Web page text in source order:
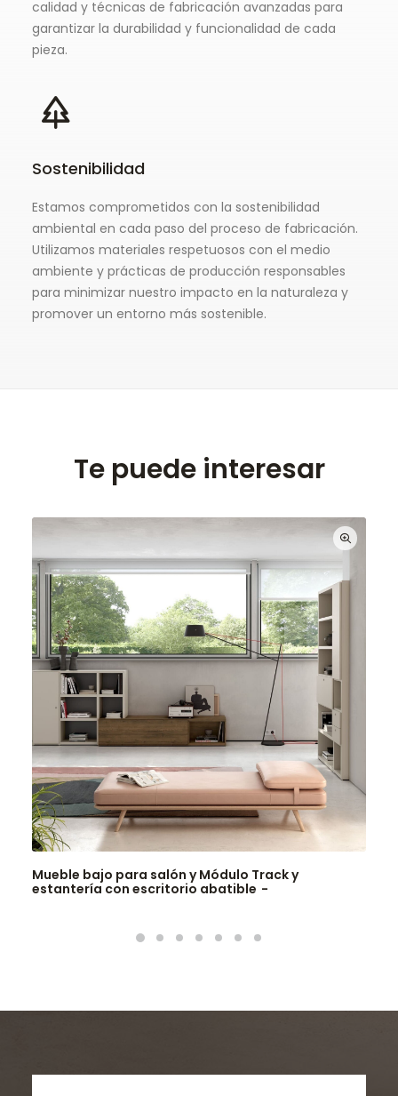
calidad y técnicas de fabricación avanzadas para
garantizar la durabilidad y funcionalidad de cada
pieza.
Sostenibilidad
Estamos comprometidos con la sostenibilidad
ambiental en cada paso del proceso de fabricación.
Utilizamos materiales respetuosos con el medio
ambiente y prácticas de producción responsables
para minimizar nuestro impacto en la naturaleza y
promover un entorno más sostenible.
Te puede interesar
Mueble bajo para salón y Módulo Track y
estantería con escritorio abatible